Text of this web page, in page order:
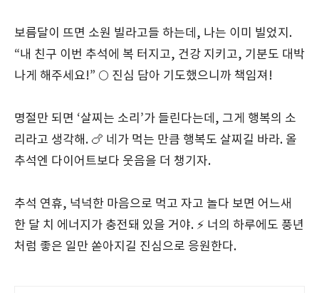
보름달이 뜨면 소원 빌라고들 하는데, 나는 이미 빌었지.
“내 친구 이번 추석에 복 터지고, 건강 지키고, 기분도 대박
나게 해주세요!” 🌕 진심 담아 기도했으니까 책임져!
명절만 되면 ‘살찌는 소리’가 들린다는데, 그게 행복의 소
리라고 생각해. 🍗 네가 먹는 만큼 행복도 살찌길 바라. 올
추석엔 다이어트보다 웃음을 더 챙기자.
추석 연휴, 넉넉한 마음으로 먹고 자고 놀다 보면 어느새
한 달 치 에너지가 충전돼 있을 거야. ⚡ 너의 하루에도 풍년
처럼 좋은 일만 쏟아지길 진심으로 응원한다.